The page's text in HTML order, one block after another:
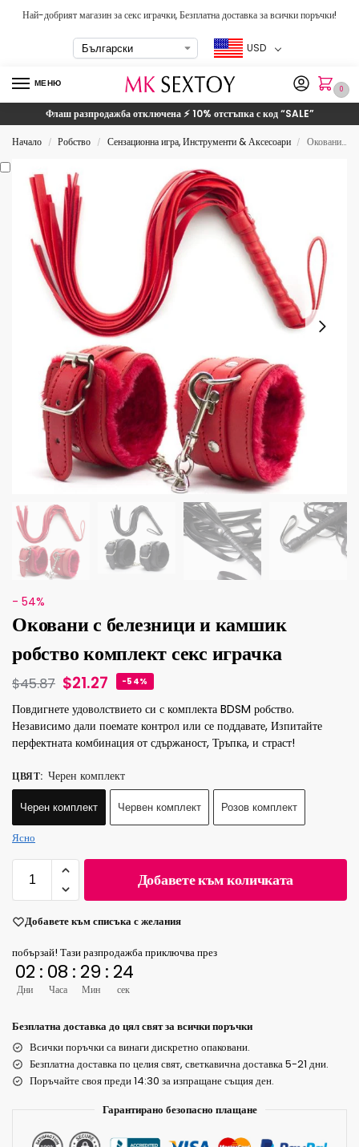
Най-добрият магазин за секс играчки, Безплатна доставка за всички поръчки!
USD
МЕНЮ
0
Флаш разпродажба отключена ⚡ 10% отстъпка с код“SALE”
Начало / Робство / Сензационна игра, Инструменти & Аксесоари / Оковани с белезници и камшик робство комплект секс играчка
- 54%
Оковани с белезници и камшик
робство комплект секс играчка
$45.87 $21.27 -54%
Повдигнете удоволствието си с комплекта BDSM робство.
Независимо дали поемате контрол или се поддавате, Изпитайте
перфектната комбинация от сдържаност, Тръпка, и страст!
ЦВЯТ: Черен комплект
Черен комплект Червен комплект Розов комплект
Ясно
Добавете към количката
Добавете към списъка с желания
побързай! Тази разпродажба приключва през
02
Дни
: 08
Часа
: 29
Мин
: 24
сек
Безплатна доставка до цял свят за всички поръчки
Всички поръчки са винаги дискретно опаковани.
Безплатна доставка по целия свят, светкавична доставка 5-21 дни.
Поръчайте своя преди 14:30 за изпращане същия ден.
Гарантирано безопасно плащане